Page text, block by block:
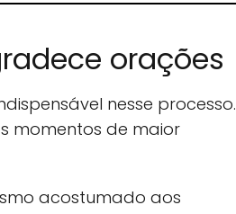
orações
nesse processo.
momentos de maior
acostumado aos